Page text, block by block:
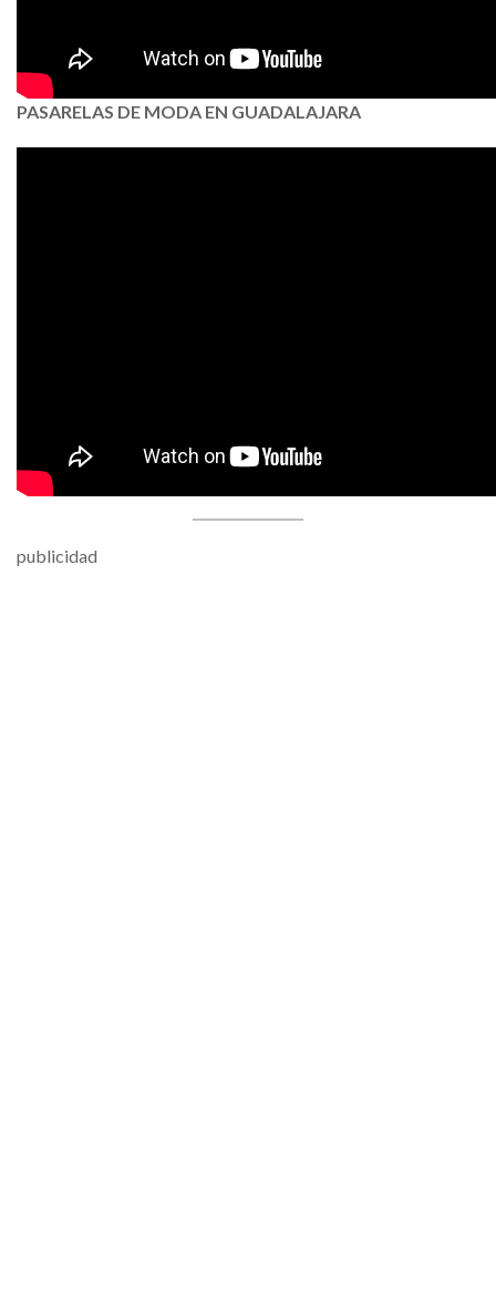
PASARELAS DE MODA EN GUADALAJARA
publicidad